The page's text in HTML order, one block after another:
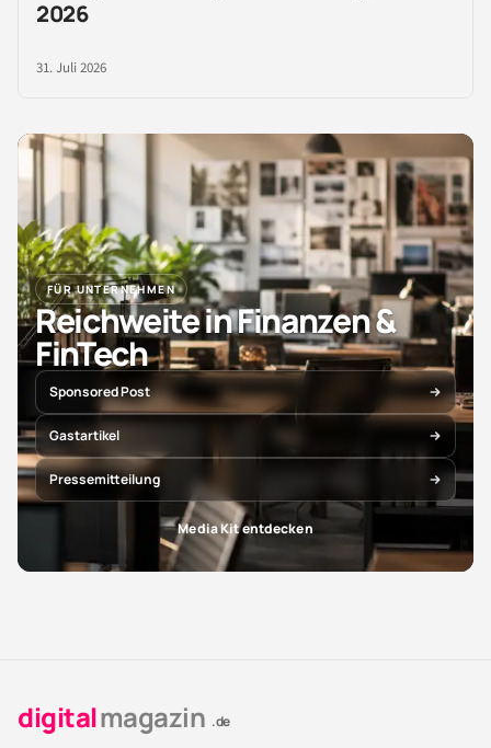
2026
31. Juli 2026
FÜR UNTERNEHMEN
Reichweite in Finanzen &
FinTech
Sponsored Post
Gastartikel
Pressemitteilung
Media Kit entdecken
digitalmagazin .de